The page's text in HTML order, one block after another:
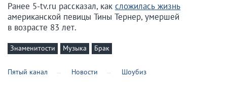
Ранее 5-tv.ru рассказал, как сложилась жизнь
американской певицы Тины Тернер, умершей
в возрасте 83 лет.
Знаменитости Музыка Брак
Пятый канал Новости Шоубиз